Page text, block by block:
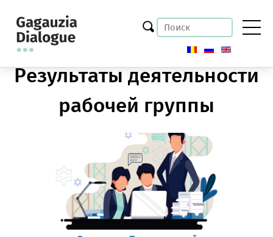
Результаты деятельности
рабочей группы